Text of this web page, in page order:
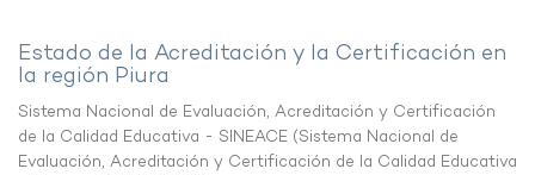
Estado de la Acreditación y la Certificación en
la región Piura
Sistema Nacional de Evaluación, Acreditación y Certificación
de la Calidad Educativa - SINEACE (Sistema Nacional de
Evaluación, Acreditación y Certificación de la Calidad Educativa